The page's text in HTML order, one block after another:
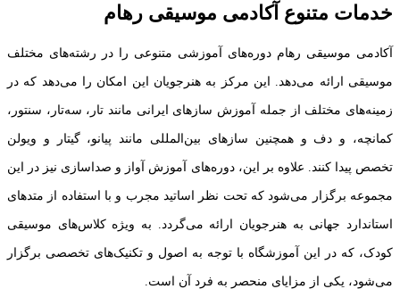
خدمات متنوع آکادمی موسیقی رهام
آکادمی موسیقی رهام دوره‌های آموزشی متنوعی را در رشته‌های مختلف
موسیقی ارائه می‌دهد. این مرکز به هنرجویان این امکان را می‌دهد که در
زمینه‌های مختلف از جمله آموزش سازهای ایرانی مانند تار، سه‌تار، سنتور،
کمانچه، و دف و همچنین سازهای بین‌المللی مانند پیانو، گیتار و ویولن
تخصص پیدا کنند. علاوه بر این، دوره‌های آموزش آواز و صداسازی نیز در این
مجموعه برگزار می‌شود که تحت نظر اساتید مجرب و با استفاده از متدهای
استاندارد جهانی به هنرجویان ارائه می‌گردد. به ویژه کلاس‌های موسیقی
کودک، که در این آموزشگاه با توجه به اصول و تکنیک‌های تخصصی برگزار
می‌شود، یکی از مزایای منحصر به فرد آن است.